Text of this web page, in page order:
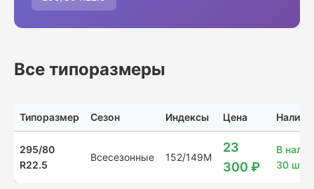
Все типоразмеры
Типоразмер Сезон Индексы Цена
295/80
R22.5
Всесезонные 152/149M
23
300 ₽
В
30 шт.